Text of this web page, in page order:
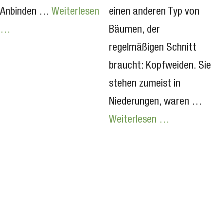
Anbinden … Weiterlesen
…
einen anderen Typ von
Bäumen, der
regelmäßigen Schnitt
braucht: Kopfweiden. Sie
stehen zumeist in
Niederungen, waren …
Weiterlesen …